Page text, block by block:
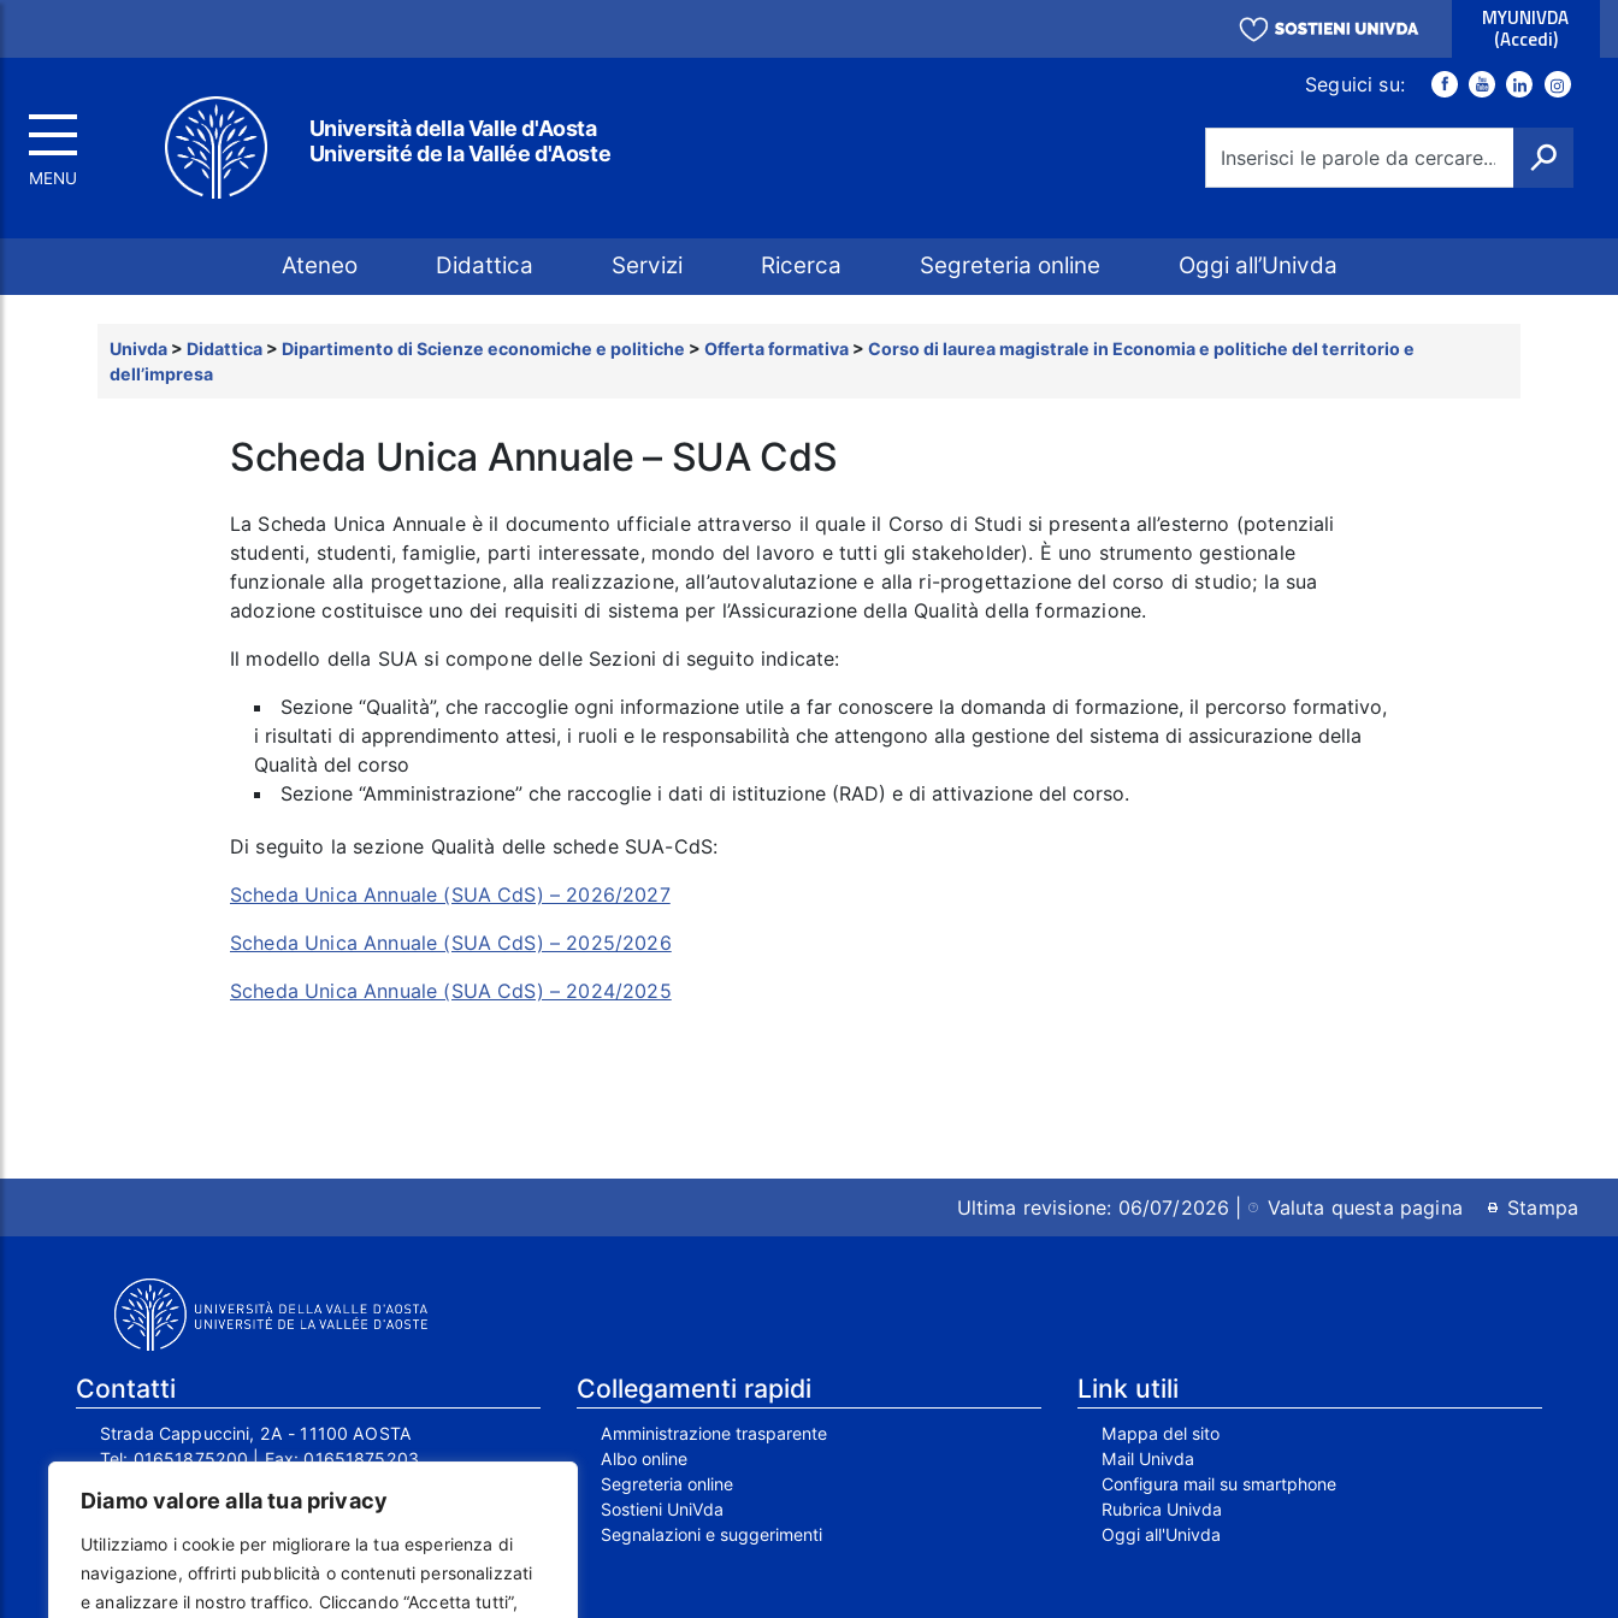
Diamo valore alla tua privacy
Utilizziamo i cookie per migliorare la tua esperienza di
navigazione, offrirti pubblicità o contenuti personalizzati
e analizzare il nostro traffico. Cliccando “Accetta tutti”,
MYUNIVDA
(Accedi)
Università della Valle d'Aosta
Université de la Vallée d'Aoste
Link social
Seguici su: Facebook
YoutubeYoutube
Ateneo Didattica Servizi Ricerca Segreteria online Oggi all’Univda
Univda > Didattica > Dipartimento di Scienze economiche e politiche > Offerta formativa > Corso di laurea magistrale in Economia e politiche del territorio e
dell’impresa
Scheda Unica Annuale – SUA CdS
La Scheda Unica Annuale è il documento ufficiale attraverso il quale il Corso di Studi si presenta all’esterno (potenziali
studenti, studenti, famiglie, parti interessate, mondo del lavoro e tutti gli stakeholder). È uno strumento gestionale
funzionale alla progettazione, alla realizzazione, all’autovalutazione e alla ri-progettazione del corso di studio; la sua
adozione costituisce uno dei requisiti di sistema per l’Assicurazione della Qualità della formazione.
Il modello della SUA si compone delle Sezioni di seguito indicate:
Sezione “Qualità”, che raccoglie ogni informazione utile a far conoscere la domanda di formazione, il percorso formativo,
i risultati di apprendimento attesi, i ruoli e le responsabilità che attengono alla gestione del sistema di assicurazione della
Qualità del corso
Sezione “Amministrazione” che raccoglie i dati di istituzione (RAD) e di attivazione del corso.
Di seguito la sezione Qualità delle schede SUA-CdS:
Scheda Unica Annuale (SUA CdS) – 2026/2027
Scheda Unica Annuale (SUA CdS) – 2025/2026
Scheda Unica Annuale (SUA CdS) – 2024/2025
Ultima revisione: 06/07/2026 | Valuta questa pagina Stampa
Contatti
Strada Cappuccini, 2A - 11100 AOSTA
Tel:01651875200| Fax:01651875203
Mail Responsabile Protezione dei Dati:
rpd@univda.it
Posta certificata:protocollo@pec.univda.it
P.IVA 01040890079 e C.F. 91041130070
Codice Univoco Ufficio: UF2EU2
Collegamenti rapidi
Amministrazione trasparente
Albo online
Segreteria online
Sostieni UniVda
Segnalazioni e suggerimenti
Link utili
Mappa del sito
Mail Univda
Configura mail su smartphone
Rubrica Univda
Oggi all'Univda